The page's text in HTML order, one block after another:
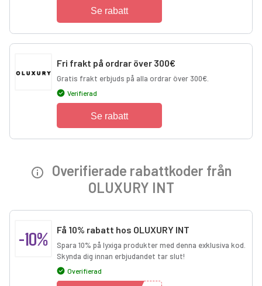
Se rabatt
Fri frakt på ordrar över 300€
Gratis frakt erbjuds på alla ordrar över 300€.
Verifierad
Se rabatt
Overifierade rabattkoder från
OLUXURY INT
-10% Få 10% rabatt hos OLUXURY INT
Spara 10% på lyxiga produkter med denna exklusiva kod.
Skynda dig innan erbjudandet tar slut!
Overifierad